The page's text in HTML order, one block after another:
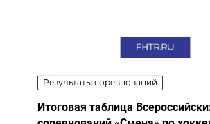
Результаты соревнований
Итоговая таблица